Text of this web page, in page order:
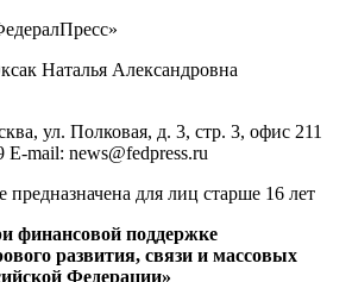
Наталья Александровна
ул. Полковая, д. 3, стр. 3, офис 211
E-mail: news@fedpress.ru
для лиц старше 16 лет
финансовой поддержке
развития, связи и массовых
Федерации»